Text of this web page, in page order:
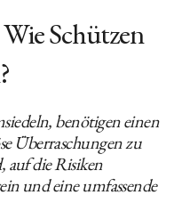
Schützen
benötigen einen
Überraschungen zu
auf die Risiken
und eine umfassende